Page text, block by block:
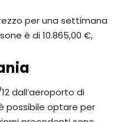
per una settimana
è di 10.865,00 €,
dall’aeroporto di
possibile optare per